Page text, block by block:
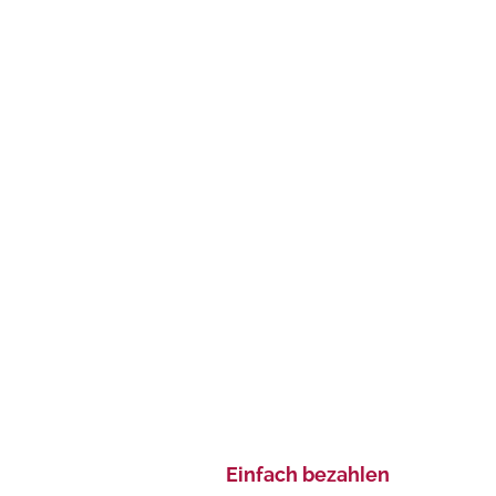
Einfach bezahlen